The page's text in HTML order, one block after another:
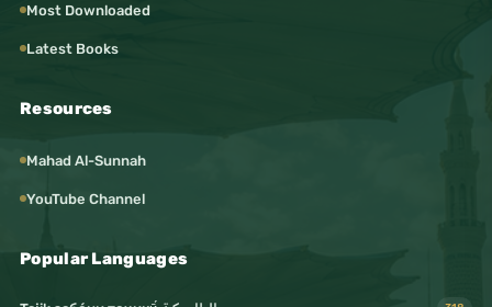
Most Downloaded
Latest Books
Resources
Mahad Al-Sunnah
YouTube Channel
Popular Languages